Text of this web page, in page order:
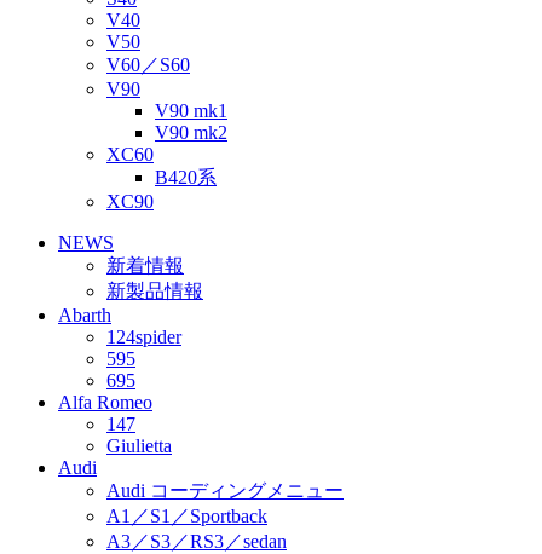
V40
V50
V60／S60
V90
V90 mk1
V90 mk2
XC60
B420系
XC90
NEWS
新着情報
新製品情報
Abarth
124spider
595
695
Alfa Romeo
147
Giulietta
Audi
Audi コーディングメニュー
A1／S1／Sportback
A3／S3／RS3／sedan